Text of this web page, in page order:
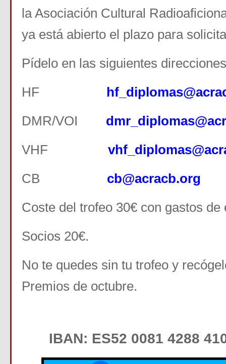
la Asociación Cultural
ya está abierto el plazo para
Pídelo en las siguientes
HF
DMR/VOI
VHF
CB cb@acracb.org
Coste del trofeo 30€ con gastos de
Socios 20€.
No te quedes sin tu trofeo y
Premios de octubre.
IBAN: ES52 0081 4288